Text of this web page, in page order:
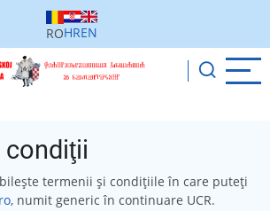
ROHREN
condiţii
termenii şi condiţiile în care puteţi
, numit generic în continuare UCR.